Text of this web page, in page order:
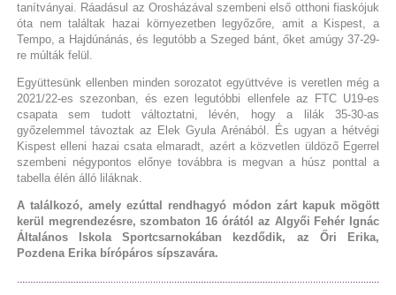
tanítványai. Ráadásul az Orosházával szembeni első otthoni fiaskójuk
óta nem találtak hazai környezetben legyőzőre, amit a Kispest, a
Tempo, a Hajdúnánás, és legutóbb a Szeged bánt, őket amúgy 37-29-
re múlták felül.
Együttesünk ellenben minden sorozatot együttvéve is veretlen még a
2021/22-es szezonban, és ezen legutóbbi ellenfele az FTC U19-es
csapata sem tudott változtatni, lévén, hogy a lilák 35-30-as
győzelemmel távoztak az Elek Gyula Arénából. És ugyan a hétvégi
Kispest elleni hazai csata elmaradt, azért a közvetlen üldöző Egerrel
szembeni négypontos előnye továbbra is megvan a húsz ponttal a
tabella élén álló liláknak.
A találkozó, amely ezúttal rendhagyó módon zárt kapuk mögött
kerül megrendezésre, szombaton 16 órától az Algyői Fehér Ignác
Általános Iskola Sportcsarnokában kezdődik, az Őri Erika,
Pozdena Erika bírópáros sípszavára.